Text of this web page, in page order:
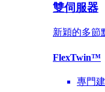
雙伺服器
新穎的多節
FlexTwin™
專門